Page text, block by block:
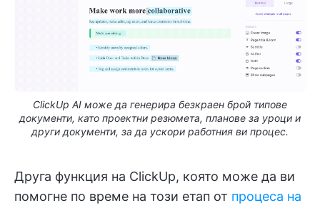
ClickUp AI може да генерира безкраен брой типове
документи, като проектни резюмета, планове за уроци и
други документи, за да ускори работния ви процес.
Друга функция на ClickUp, която може да ви
помогне по време на този етап от процеса на